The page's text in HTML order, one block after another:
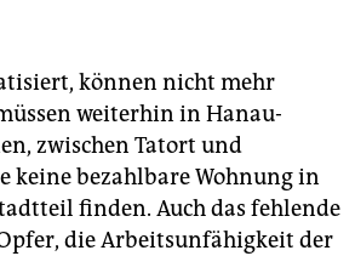
können nicht mehr
weiterhin in Hanau-
zwischen Tatort und
keine bezahlbare Wohnung in
finden. Auch das fehlende
die Arbeitsunfähigkeit der